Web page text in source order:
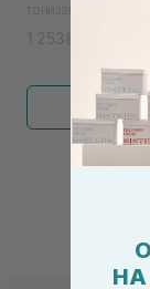
тонизации и